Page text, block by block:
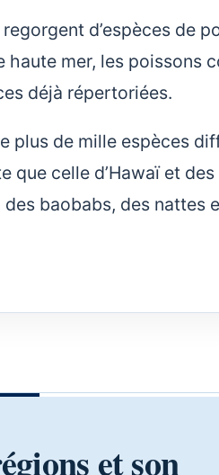
d’espèces de
mer, les poissons
déjà répertoriées.
plus de mille espèces
celle d’Hawaï et
baobabs, des nattes
et son